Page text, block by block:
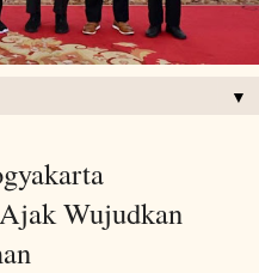
▼
Wujudkan